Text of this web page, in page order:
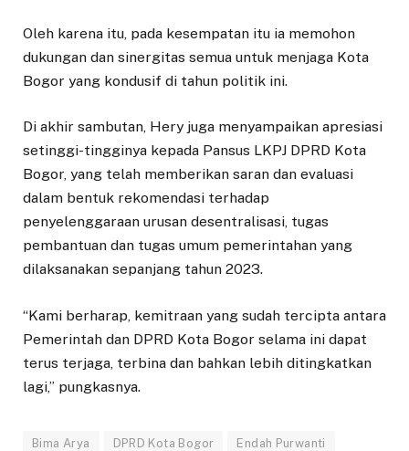
Oleh karena itu, pada kesempatan itu ia memohon
dukungan dan sinergitas semua untuk menjaga Kota
Bogor yang kondusif di tahun politik ini.
Di akhir sambutan, Hery juga menyampaikan apresiasi
setinggi-tingginya kepada Pansus LKPJ DPRD Kota
Bogor, yang telah memberikan saran dan evaluasi
dalam bentuk rekomendasi terhadap
penyelenggaraan urusan desentralisasi, tugas
pembantuan dan tugas umum pemerintahan yang
dilaksanakan sepanjang tahun 2023.
“Kami berharap, kemitraan yang sudah tercipta antara
Pemerintah dan DPRD Kota Bogor selama ini dapat
terus terjaga, terbina dan bahkan lebih ditingkatkan
lagi,” pungkasnya.
Bima Arya DPRD Kota Bogor Endah Purwanti